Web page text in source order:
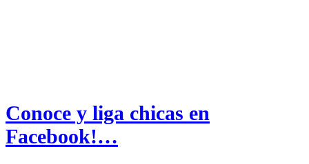
Conoce y liga chicas en
Facebook!…